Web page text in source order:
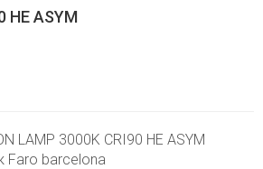
HE ASYM
LAMP 3000K CRI90 HE ASYM
Faro barcelona